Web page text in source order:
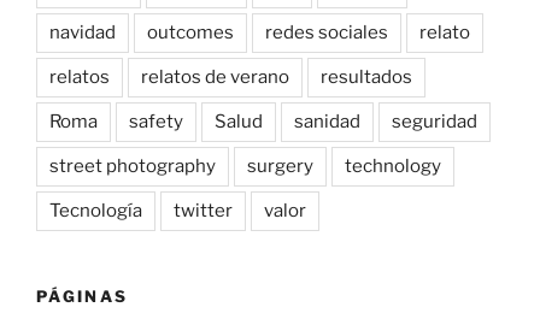
navidad outcomes redes sociales relato
relatos relatos de verano resultados
Roma safety Salud sanidad seguridad
street photography surgery technology
Tecnología twitter valor
PÁGINAS